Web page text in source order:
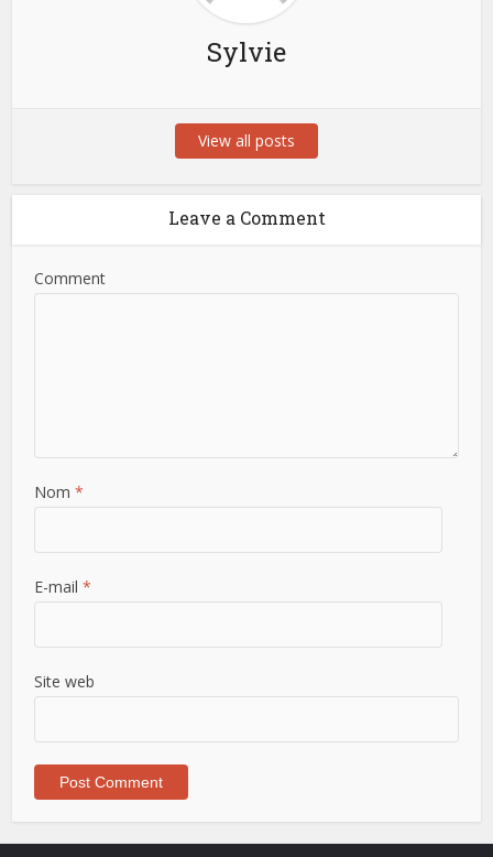
Sylvie
View all posts
Leave a Comment
Comment
Nom*
E-mail*
Site web